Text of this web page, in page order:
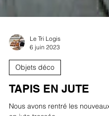
Le Tri Logis
6 juin 2023